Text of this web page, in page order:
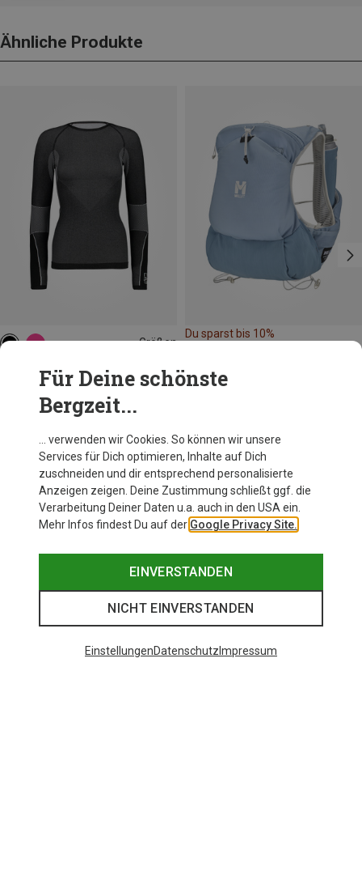
Ähnliche Produkte
Größen
Damen Seamless Sweat Longsleeve
Du sparst bis 10%
Andere Kunden kauften auch
Für Deine schönste
Bergzeit...
… verwenden wir Cookies. So können wir unsere
Services für Dich optimieren, Inhalte auf Dich
zuschneiden und dir entsprechend personalisierte
Anzeigen zeigen. Deine Zustimmung schließt ggf. die
Verarbeitung Deiner Daten u.a. auch in den USA ein.
Mehr Infos findest Du auf der Google Privacy Site.
EINVERSTANDEN
NICHT EINVERSTANDEN
EinstellungenDatenschutz Impressum